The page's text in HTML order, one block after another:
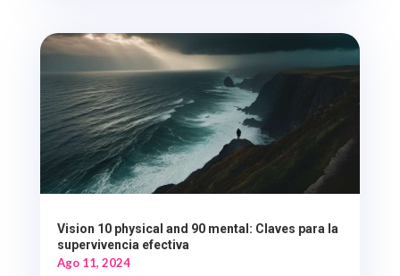
Vision 10 physical and 90 mental: Claves para la
supervivencia efectiva
Ago 11, 2024